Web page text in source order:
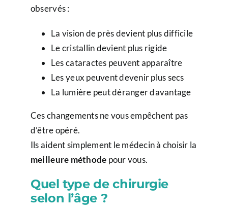
observés :
La vision de près devient plus difficile
Le cristallin devient plus rigide
Les cataractes peuvent apparaître
Les yeux peuvent devenir plus secs
La lumière peut déranger davantage
Ces changements ne vous empêchent pas
d’être opéré.
Ils aident simplement le médecin à choisir la
meilleure méthode pour vous.
Quel type de chirurgie
selon l’âge ?